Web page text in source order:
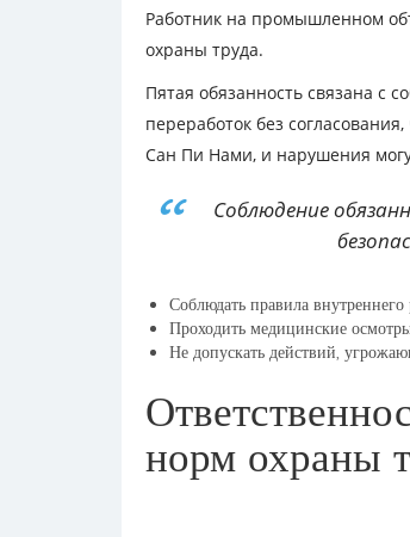
Работник на промышленном
охраны труда.
Пятая обязанность связана с
переработок без
Сан Пи Нами, и нарушения
Соблюдение
Соблюдать правила внутреннего
Проходить медицинские
Не допускать действий,
норм охраны